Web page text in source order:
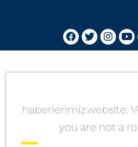
haberlerimiz.website:
you are not a